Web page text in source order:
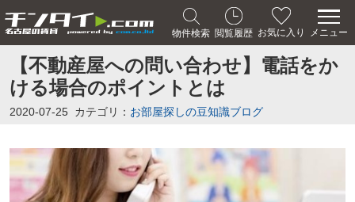
物件検索 閲覧履歴 お気に入り メニュー
【不動産屋への問い合わせ】電話をか
ける場合のポイントとは
2020-07-25 カテゴリ： お部屋探しの豆知識ブログ